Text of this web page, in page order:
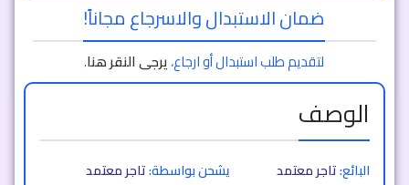
ضمان الاستبدال والاسرجاع مجاناً!
لتقديم طلب استبدال أو ارجاع،يرجى النقر هنا.
الوصف
البائع:تاجر معتمد يشحن بواسطة:تاجر معتمد